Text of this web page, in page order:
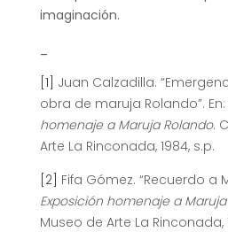
imaginación.
[1] Juan Calzadilla.
obra de maruja Rolando”. En:
homenaje a Maruja Rolando.
Arte La Rinconada, 1984, s.p.
[2] Fifa Gómez. “Recuerdo a
Exposición homenaje a
Museo de Arte La Rinconada,